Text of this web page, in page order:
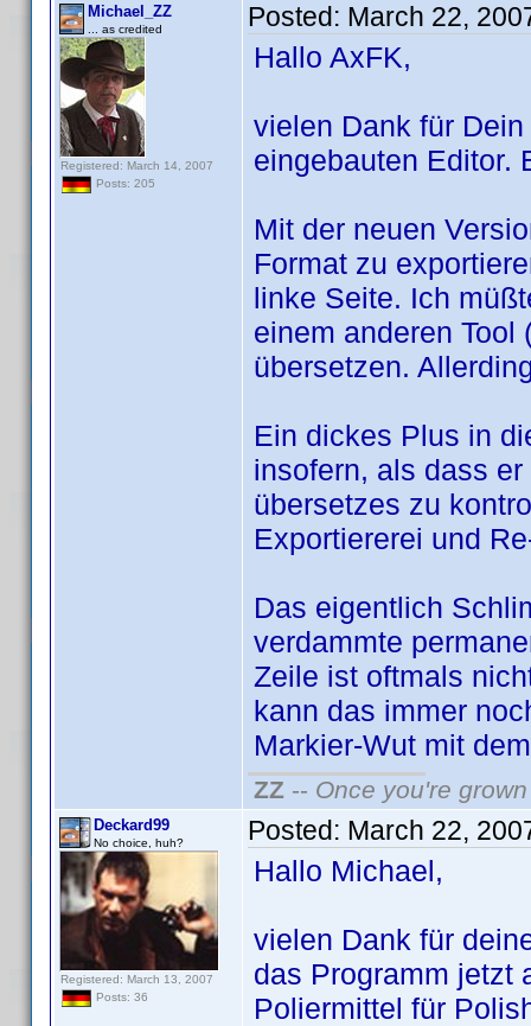
Michael_ZZ
... as credited
Registered: March 14, 2007
Posts: 205
Posted: March 22,
Hallo AxFK,
vielen Dank für
eingebauten
Mit der neuen
Format zu
linke Seite. Ich
einem anderen
übersetzen.
Ein dickes Plus in
insofern, als dass
übersetzes zu
Exportiererei und
Das eigentlich
verdammte
Zeile ist oftmals
kann das immer
Markier-Wut mit
ZZ -- Once you're
Deckard99
No choice, huh?
Registered: March 13, 2007
Posts: 36
Posted: March 22,
Hallo Michael,
vielen Dank für
das Programm jetzt
Poliermittel für